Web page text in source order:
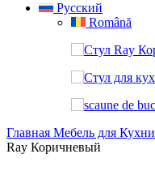
Русский
Română
Главная Мебель для Кухни
Ray Коричневый